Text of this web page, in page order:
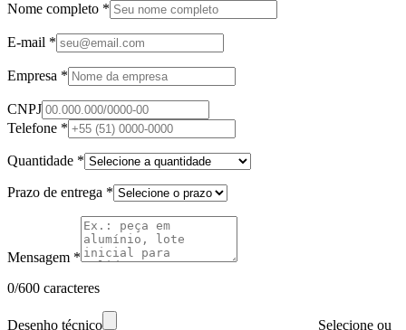
Nome completo *
E-mail *
Empresa *
CNPJ
Telefone *
Quantidade *
Prazo de entrega *
Mensagem *
0/600 caracteres
Desenho técnico
Selecione ou